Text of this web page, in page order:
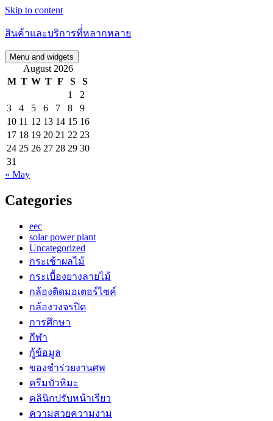
Skip to content
สินค้าและบริการที่่หลากหลาย
Menu and widgets
August 2026
M T W T F S
S
1
2
3
4 5 6 7 8
9
10 11 12 13 14 15 16
17 18 19 20 21 22 23
24 25 26 27 28 29 30
31
« May
Categories
eec
solar power plant
Uncategorized
กระเช้าผลไม้
กระเบื้องยางลายไม้
กล้องติดมอเตอร์ไซค์
กล้องวงจรปิด
การศึกษา
กีฬา
กู้ข้อมูล
ของชำร่วยงานศพ
ครีมบัวหิมะ
คลินิกปรับหน้าเรียว
ความสวยความงาม